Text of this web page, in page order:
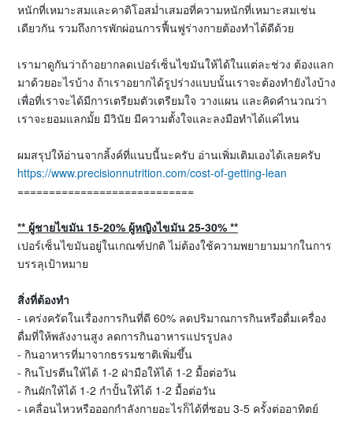
หนักที่เหมาะสมและคาดิโอสม่ำเสมอที่ความหนักที่เหมาะสมเช่น
เดียวกัน รวมถึงการพักผ่อนการฟื้นฟูร่างกายต้องทำได้ดีด้วย
เรามาดูกันว่าถ้าอยากลดเปอร์เซ็นไขมันให้ได้ในแต่ละช่วง ต้องแลก
มาด้วยอะไรบ้าง ถ้าเราอยากได้รูปร่างแบบนั้นเราจะต้องทำยังไงบ้าง
เพื่อที่เราจะได้มีการเตรียมตัวเตรียมใจ วางแผน และคิดคำนวณว่า
เราจะยอมแลกมั้ย มีวินัย มีความตั้งใจและลงมือทำได้แค่ไหน
ผมสรุปให้อ่านจากลิ้งค์ที่แนบนี้นะครับ อ่านเพิ่มเติมเองได้เลยครับ
https://www.precisionnutrition.com/cost-of-getting-lean
============================
** ผู้ชายไขมัน 15-20% ผู้หญิงไขมัน 25-30% **
เปอร์เซ็นไขมันอยู่ในเกณฑ์ปกติ ไม่ต้องใช้ความพยายามมากในการ
บรรลุเป้าหมาย
สิ่งที่ต้องทำ
- เคร่งครัดในเรื่องการกินที่ดี 60% ลดปริมาณการกินหรือดื่มเครื่อง
ดื่มที่ให้พลังงานสูง ลดการกินอาหารแปรรูปลง
- กินอาหารที่มาจากธรรมชาติเพิ่มขึ้น
- กินโปรตีนให้ได้ 1-2 ฝ่ามือให้ได้ 1-2 มื้อต่อวัน
- กินผักให้ได้ 1-2 กำปั้นให้ได้ 1-2 มื้อต่อวัน
- เคลื่อนไหวหรือออกกำลังกายอะไรก็ได้ที่ชอบ 3-5 ครั้งต่ออาทิตย์